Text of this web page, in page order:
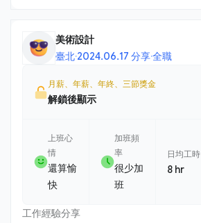
美術設計
臺北·2024.06.17 分享·全職
月薪、年薪、年終、三節獎金
解鎖後顯示
上班心
情
還算愉
快
加班頻
率
很少加
班
日均工時
8 hr
工作經驗分享